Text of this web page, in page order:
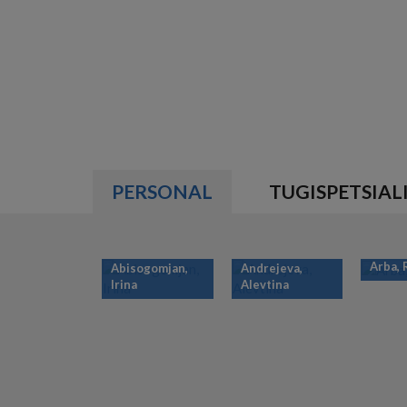
PERSONAL
Abisogomjan,
Irina
Andrejeva,
Alevtina
Arba,
PAGINATION